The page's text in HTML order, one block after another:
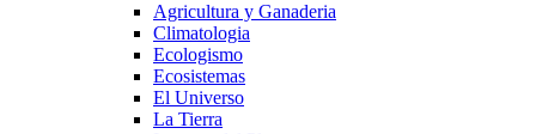
Agricultura y Ganaderia
Climatologia
Ecologismo
Ecosistemas
El Universo
La Tierra